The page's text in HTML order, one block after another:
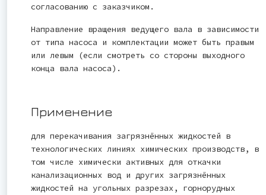
согласованию с заказчиком.
Направление вращения ведущего вала в зависимости
от типа насоса и комплектации может быть правым
или левым (если смотреть со стороны выходного
конца вала насоса).
Применение
для перекачивания загрязнённых жидкостей в
технологических линиях химических производств, в
том числе химически активных для откачки
канализационных вод и других загрязнённых
жидкостей на угольных разрезах, горнорудных